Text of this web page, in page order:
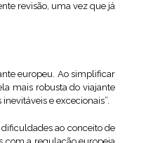
revisão, uma vez que já
europeu. Ao simplificar
mais robusta do viajante
e excecionais”.
ao conceito de